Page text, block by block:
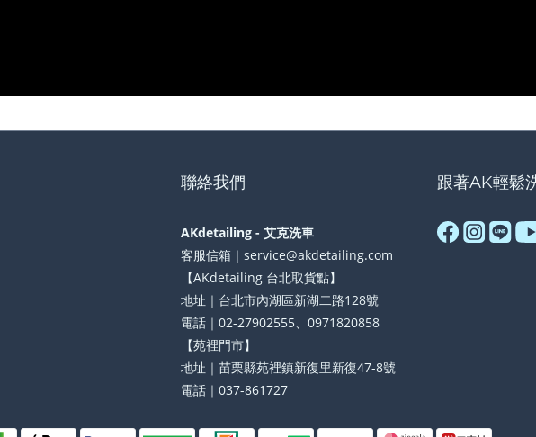
聯絡我們
AKdetailing - 艾克洗車
客服信箱｜service@akdetailing.com
【AKdetailing 台北取貨點】
地址｜台北市內湖區新湖二路128號
電話｜02-27902555、0971820858
【苑裡門市】
地址｜苗栗縣苑裡鎮新復里新復47-8號
電話｜037-861727
跟著AK輕鬆